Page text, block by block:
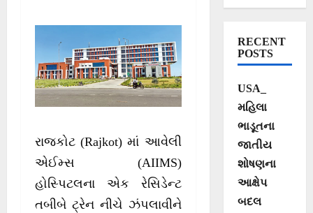
રાજકોટ (Rajkot) માં આવેલી
એઈમ્સ (AIIMS)
હોસ્પિટલના એક રેસિડેન્ટ
તબીબે ટ્રેન નીચે ઝંપલાવીને
RECENT
POSTS
USA_
મહિલા
ભાડૂતના
જાતીય
શોષણના
આક્ષેપ
બદલ